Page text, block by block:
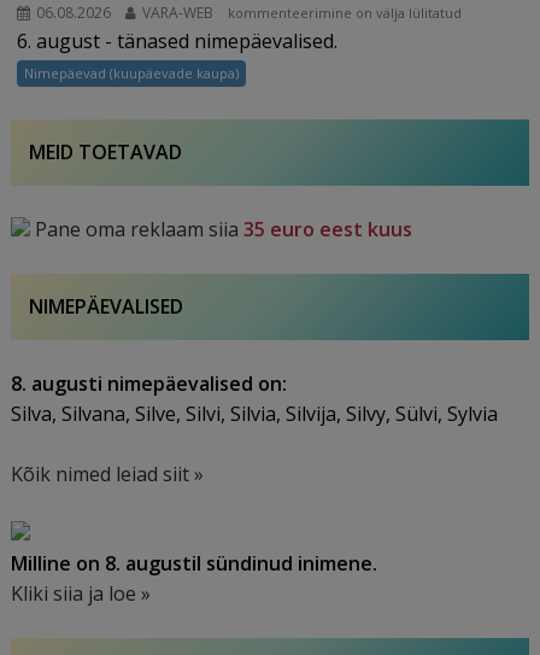
06.08.2026 VARA-WEB
Nimepäev
–
6.
august
kommenteerimine on välja lülitatud
6. august - tänased nimepäevalised.
Nimepäevad (kuupäevade kaupa)
MEID TOETAVAD
Pane oma reklaam siia35 euro eest kuus
NIMEPÄEVALISED
8. augusti nimepäevalised on:
Silva, Silvana, Silve, Silvi, Silvia, Silvija, Silvy, Sülvi, Sylvia
Kõik nimed leiad siit »
Milline on 8. augustil sündinud inimene.
Kliki siia ja loe »